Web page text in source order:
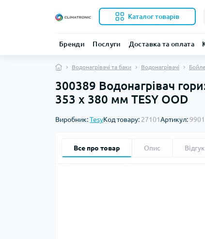
Каталог товарів
Бренди Послуги Доставка та оплата
Водонагрівачі та баки Водонагрівачі
300389 Водонагрівач
353 x 380 мм TESY OOD
Виробник:TesyКод товару: 27101Артикул:
Все про товар Опис